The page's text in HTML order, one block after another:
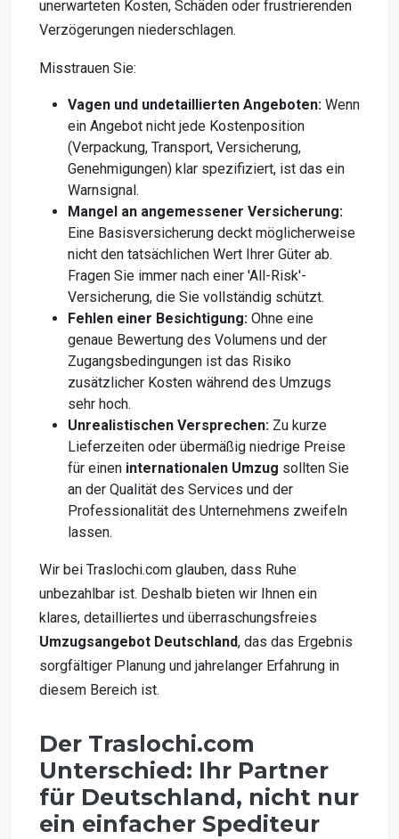
unerwarteten Kosten, Schäden oder frustrierenden
Verzögerungen niederschlagen.
Misstrauen Sie:
Vagen und undetaillierten Angeboten: Wenn
ein Angebot nicht jede Kostenposition
(Verpackung, Transport, Versicherung,
Genehmigungen) klar spezifiziert, ist das ein
Warnsignal.
Mangel an angemessener Versicherung:
Eine Basisversicherung deckt möglicherweise
nicht den tatsächlichen Wert Ihrer Güter ab.
Fragen Sie immer nach einer 'All-Risk'-
Versicherung, die Sie vollständig schützt.
Fehlen einer Besichtigung: Ohne eine
genaue Bewertung des Volumens und der
Zugangsbedingungen ist das Risiko
zusätzlicher Kosten während des Umzugs
sehr hoch.
Unrealistischen Versprechen: Zu kurze
Lieferzeiten oder übermäßig niedrige Preise
für einen internationalen Umzug sollten Sie
an der Qualität des Services und der
Professionalität des Unternehmens zweifeln
lassen.
Wir bei Traslochi.com glauben, dass Ruhe
unbezahlbar ist. Deshalb bieten wir Ihnen ein
klares, detailliertes und überraschungsfreies
Umzugsangebot Deutschland, das das Ergebnis
sorgfältiger Planung und jahrelanger Erfahrung in
diesem Bereich ist.
Der Traslochi.com
Unterschied: Ihr Partner
für Deutschland, nicht nur
ein einfacher Spediteur